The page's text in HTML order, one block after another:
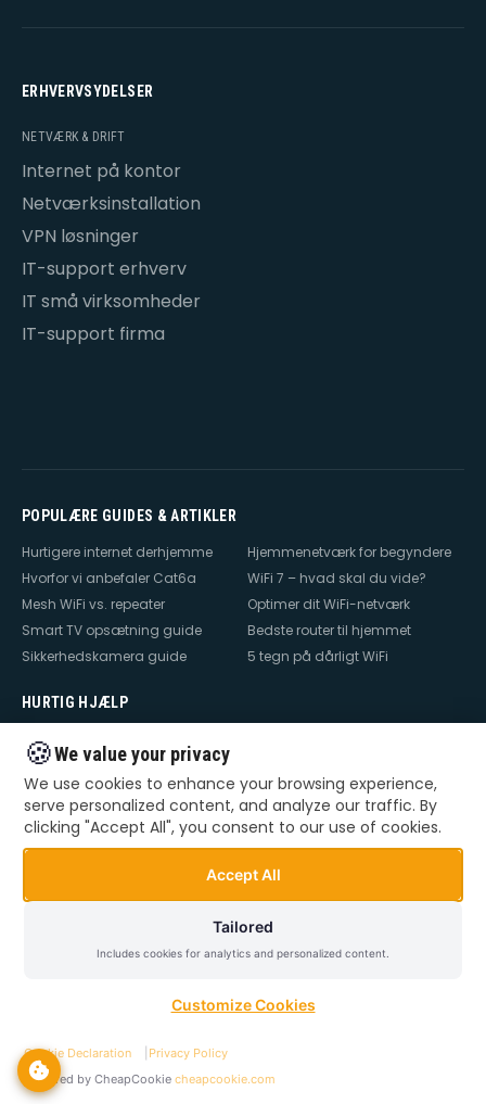
ERHVERVSYDELSER
NETVÆRK & DRIFT
Internet på kontor
Netværksinstallation
VPN løsninger
IT-support erhverv
IT små virksomheder
IT-support firma
POPULÆRE GUIDES & ARTIKLER
Hurtigere internet derhjemme
Hjemmenetværk for begyndere
Hvorfor vi anbefaler Cat6a
WiFi 7 – hvad skal du vide?
Mesh WiFi vs. repeater
Optimer dit WiFi-netværk
Smart TV opsætning guide
Bedste router til hjemmet
Sikkerhedskamera guide
5 tegn på dårligt WiFi
HURTIG HJÆLP
Hjælp til internet
Hjælp til TV
Hjælp til router
WiFi falder ud
TV der ikke virker
Dårlig WiFi
Mesh WiFi opsætning
Videoovervågning – privat &
Privatlivspolitik Handelsbetingelser
🍪We value your privacy
We use cookies to enhance your browsing experience,
serve personalized content, and analyze our traffic. By
clicking "Accept All", you consent to our use of cookies.
Accept All
Tailored
Includes cookies for analytics and personalized content.
Customize Cookies
Cookie Declaration
Privacy Policy
Powered by CheapCookiecheapcookie.com